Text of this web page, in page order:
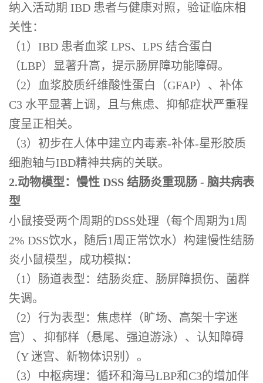
纳入活动期 IBD 患者与健康对照，验证临床相
关性：
（1）IBD 患者血浆 LPS、LPS 结合蛋白
（LBP）显著升高，提示肠屏障功能障碍。
（2）血浆胶质纤维酸性蛋白（GFAP）、补体
C3 水平显著上调，且与焦虑、抑郁症状严重程
度呈正相关。
（3）初步在人体中建立内毒素-补体-星形胶质
细胞轴与IBD精神共病的关联。
2.动物模型：慢性 DSS 结肠炎重现肠 - 脑共病表
型
小鼠接受两个周期的DSS处理（每个周期为1周
2% DSS饮水，随后1周正常饮水）构建慢性结肠
炎小鼠模型，成功模拟：
（1）肠道表型：结肠炎症、肠屏障损伤、菌群
失调。
（2）行为表型：焦虑样（旷场、高架十字迷
宫）、抑郁样（悬尾、强迫游泳）、认知障碍
（Y 迷宫、新物体识别）。
（3）中枢病理：循环和海马LBP和C3的增加伴